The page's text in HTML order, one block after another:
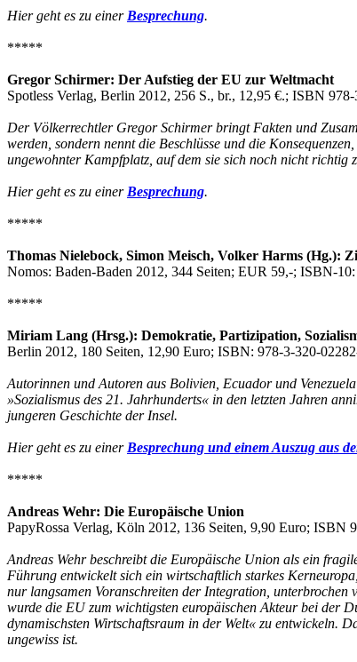
Hier geht es zu einer Besprechung.
*****
Gregor Schirmer: Der Aufstieg der EU zur Weltmacht
Spotless Verlag, Berlin 2012, 256 S., br., 12,95 €.; ISBN
Der Völkerrechtler Gregor Schirmer bringt Fakten und
werden, sondern nennt die Beschlüsse und die
ungewohnter Kampfplatz, auf dem sie sich noch nicht richtig
Hier geht es zu einer Besprechung.
*****
Thomas Nielebock, Simon Meisch, Volker Harms (Hg.):
Nomos: Baden-Baden 2012, 344 Seiten; EUR 59,-; ISBN-
*****
Miriam Lang (Hrsg.): Demokratie, Partizipation,
Berlin 2012, 180 Seiten, 12,90 Euro; ISBN: 978-3-320-
Autorinnen und Autoren aus Bolivien, Ecuador und
»Sozialismus des 21. Jahrhunderts« in den letzten Jahren
jungeren Geschichte der Insel.
Hier geht es zu einer Besprechung und einem Auszug aus
*****
Andreas Wehr: Die Europäische Union
PapyRossa Verlag, Köln 2012, 136 Seiten, 9,90 Euro; ISBN
Andreas Wehr beschreibt die Europäische Union als ein
Führung entwickelt sich ein wirtschaftlich starkes
nur langsamen Voranschreiten der Integration,
wurde die EU zum wichtigsten europäischen Akteur bei der
dynamischsten Wirtschaftsraum in der Welt« zu entwickeln.
ungewiss ist.